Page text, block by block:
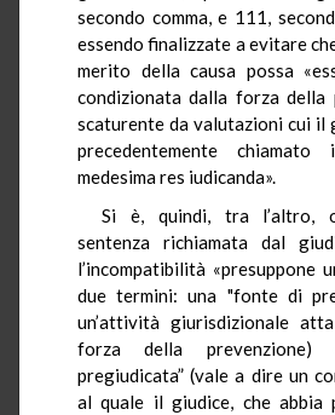
secondo comma, e 111,
essendo finalizzate a evitare
merito della causa possa
condizionata dalla forza della
scaturente da valutazioni cui il
precedentemente
medesima res iudicanda».
Si è, quindi, tra l’altro,
sentenza richiamata dal
l’incompatibilità «presuppone
due termini: una "fonte di
un’attività giurisdizionale
forza della
pregiudicata” (vale a dire un
al quale il giudice, che abbia